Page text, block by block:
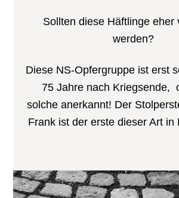
Sollten diese Häftlinge eher
werden?
Diese NS-Opfergruppe ist erst
75 Jahre nach Kriegsende,
solche anerkannt! Der
Frank ist der erste dieser Art in